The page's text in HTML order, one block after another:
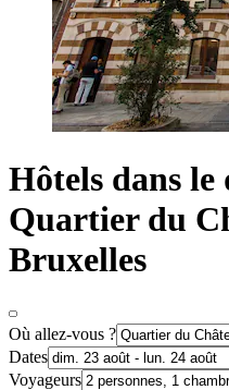
Hôtels dans
Quartier du
Bruxelles
Où allez-vous ?
Dates
Voyageurs